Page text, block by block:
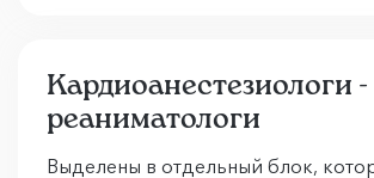
Кардиоанестезиологи -
реаниматологи
Выделены в отдельный блок,